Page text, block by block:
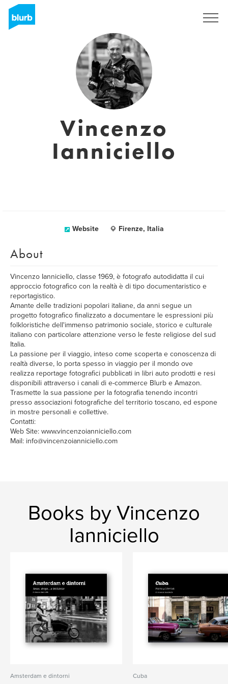
Vincenzo
Ianniciello
Website Firenze, Italia
About
Vincenzo Ianniciello, classe 1969, è fotografo autodidatta il cui
approccio fotografico con la realtà è di tipo documentaristico e
reportagistico.
Amante delle tradizioni popolari italiane, da anni segue un
progetto fotografico finalizzato a documentare le espressioni più
folkloristiche dell'immenso patrimonio sociale, storico e culturale
italiano con particolare attenzione verso le feste religiose del sud
Italia.
La passione per il viaggio, inteso come scoperta e conoscenza di
realtà diverse, lo porta spesso in viaggio per il mondo ove
realizza reportage fotografici pubblicati in libri auto prodotti e resi
disponibili attraverso i canali di e-commerce Blurb e Amazon.
Trasmette la sua passione per la fotografia tenendo incontri
presso associazioni fotografiche del territorio toscano, ed espone
in mostre personali e collettive.
Contatti:
Web Site: www.vincenzoianniciello.com
Mail: info@vincenzoianniciello.com
Books by Vincenzo
Ianniciello
Amsterdam e dintorni Cuba